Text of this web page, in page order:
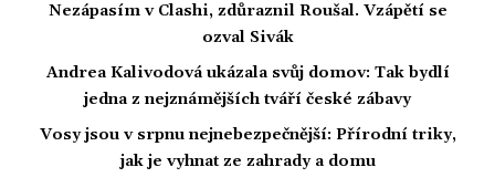
Nezápasím v Clashi, zdůraznil Roušal. Vzápětí se
ozval Sivák
Andrea Kalivodová ukázala svůj domov: Tak bydlí
jedna z nejznámějších tváří české zábavy
Vosy jsou v srpnu nejnebezpečnější: Přírodní triky,
jak je vyhnat ze zahrady a domu